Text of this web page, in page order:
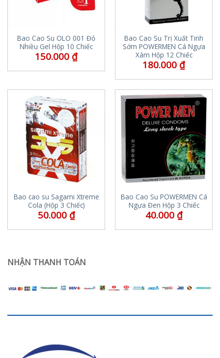
Bao Cao Su OLO 001 Đỏ
Nhiều Gel Hộp 10 Chiếc
150.000 ₫
Bao Cao Su Trị Xuất Tinh
Sớm POWERMEN Cá Ngựa
Xám Hộp 12 Chiếc
180.000 ₫
Bao cao su Sagami Xtreme
Cola (Hộp 3 Chiếc)
50.000 ₫
Bao Cao Su POWERMEN Cá
Ngựa Đen Hộp 3 Chiếc
40.000 ₫
NHẬN THANH TOÁN